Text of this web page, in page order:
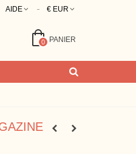
AIDE € EUR
0 PANIER